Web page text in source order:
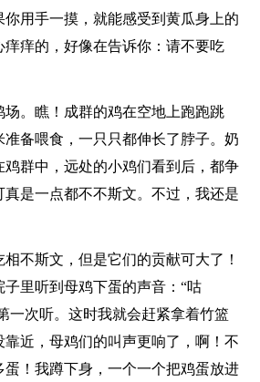
用手一摸，就能感受到黄瓜身上的
痒的，好像在告诉你：请不要吃
场。瞧！成群的鸡在空地上跑跑跳
备喂食，一只只都伸长了脖子。奶
群中，远处的小鸡们看到后，都争
是一点都不不斯文。不过，我还是
不斯文，但是它们的贡献可大了！
里听到母鸡下蛋的声音：“咕
一次听。这时我就会赶紧拿着竹篮
近，母鸡们的叫声更响了，啊！不
蛋！我蹲下身，一个一个把鸡蛋放进